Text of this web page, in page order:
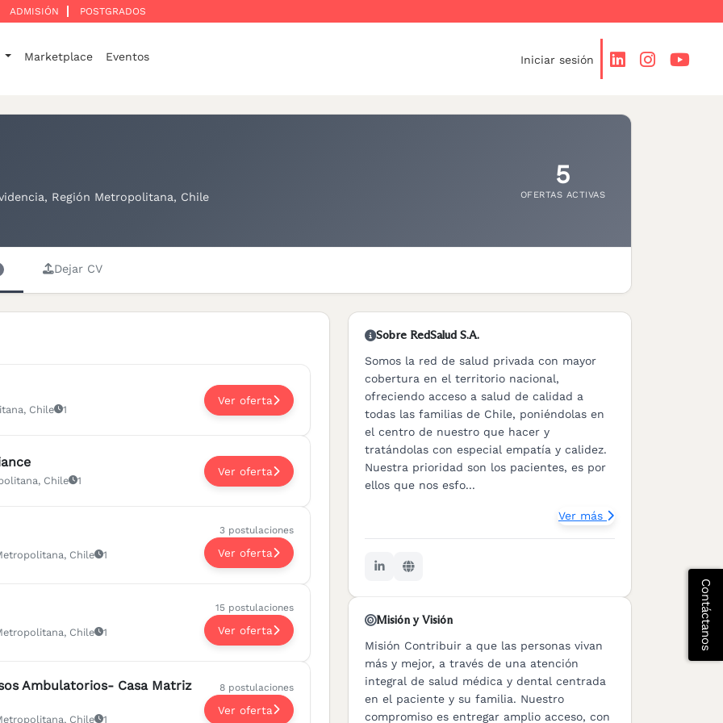
ADMISIÓN POSTGRADOS
Marketplace Eventos Iniciar sesión
Región Metropolitana, Chile
5
OFERTAS ACTIVAS
Dejar CV
Chile 1
Ver oferta
Chile 1
Ver oferta
Chile 1
3 postulaciones
Ver oferta
Chile 1
15 postulaciones
Ver oferta
Ambulatorios- Casa Matriz
Chile 1
8 postulaciones
Ver oferta
Sobre RedSalud S.A.
Somos la red de salud privada con mayor
cobertura en el territorio nacional,
ofreciendo acceso a salud de calidad a
todas las familias de Chile, poniéndolas en
el centro de nuestro que hacer y
tratándolas con especial empatía y calidez.
Nuestra prioridad son los pacientes, es por
ellos que nos esfo...
Ver más
Misión y Visión
Misión Contribuir a que las personas vivan
más y mejor, a través de una atención
integral de salud médica y dental centrada
en el paciente y su familia. Nuestro
compromiso es entregar amplio acceso, con
Contáctanos